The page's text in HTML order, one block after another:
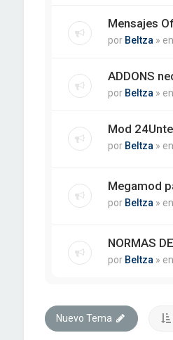
Mensajes
por Beltza » en
ADDONS
por Beltza » en
Mod
por Beltza » en
Megamod
por Beltza » en
NORMAS
por Beltza » en
Nuevo Tema